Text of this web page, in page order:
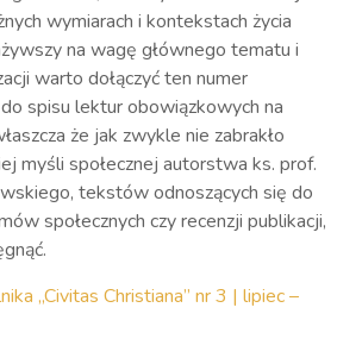
wymiarach i kontekstach życia
na wagę głównego tematu i
warto dołączyć ten numer
spisu lektur obowiązkowych na
że jak zwykle nie zabrakło
myśli społecznej autorstwa ks. prof.
tekstów odnoszących się do
społecznych czy recenzji publikacji,
„Civitas Christiana” nr 3 | lipiec –